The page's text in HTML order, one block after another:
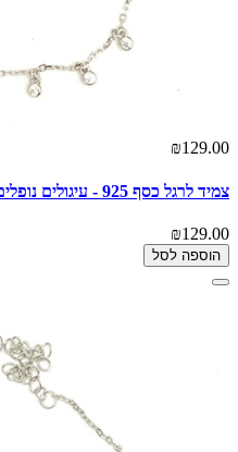
₪129.00
צמיד לרגל כסף 925 - עיגולים נופלים
₪129.00
הוספה לסל